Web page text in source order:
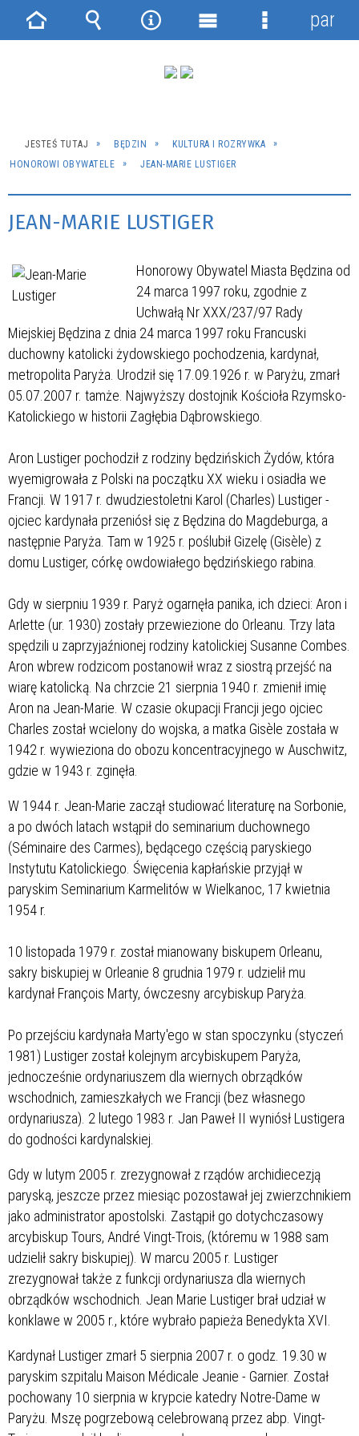
JESTEŚ TUTAJ BĘDZIN
KULTURA I ROZRYWKA
HONOROWI OBYWATELE
JEAN-MARIE LUSTIGER
JEAN-MARIE LUSTIGER
Honorowy Obywatel Miasta Będzina od
24 marca 1997 roku, zgodnie z
Uchwałą Nr XXX/237/97 Rady
Miejskiej Będzina z dnia 24 marca 1997 roku Francuski
duchowny katolicki żydowskiego pochodzenia, kardynał,
metropolita Paryża. Urodził się 17.09.1926 r. w Paryżu, zmarł
05.07.2007 r. tamże. Najwyższy dostojnik Kościoła Rzymsko-
Katolickiego w historii Zagłębia Dąbrowskiego.
Aron Lustiger pochodził z rodziny będzińskich Żydów, która
wyemigrowała z Polski na początku XX wieku i osiadła we
Francji. W 1917 r. dwudziestoletni Karol (Charles) Lustiger -
ojciec kardynała przeniósł się z Będzina do Magdeburga, a
następnie Paryża. Tam w 1925 r. poślubił Gizelę (Gisèle) z
domu Lustiger, córkę owdowiałego będzińskiego rabina.
Gdy w sierpniu 1939 r. Paryż ogarnęła panika, ich dzieci: Aron i
Arlette (ur. 1930) zostały przewiezione do Orleanu. Trzy lata
spędzili u zaprzyjaźnionej rodziny katolickiej Susanne Combes.
Aron wbrew rodzicom postanowił wraz z siostrą przejść na
wiarę katolicką. Na chrzcie 21 sierpnia 1940 r. zmienił imię
Aron na Jean-Marie. W czasie okupacji Francji jego ojciec
Charles został wcielony do wojska, a matka Gisèle została w
1942 r. wywieziona do obozu koncentracyjnego w Auschwitz,
gdzie w 1943 r. zginęła.
W 1944 r. Jean-Marie zaczął studiować literaturę na Sorbonie,
a po dwóch latach wstąpił do seminarium duchownego
(Séminaire des Carmes), będącego częścią paryskiego
Instytutu Katolickiego. Święcenia kapłańskie przyjął w
paryskim Seminarium Karmelitów w Wielkanoc, 17 kwietnia
1954 r.
10 listopada 1979 r. został mianowany biskupem Orleanu,
sakry biskupiej w Orleanie 8 grudnia 1979 r. udzielił mu
kardynał François Marty, ówczesny arcybiskup Paryża.
Po przejściu kardynała Marty'ego w stan spoczynku (styczeń
1981) Lustiger został kolejnym arcybiskupem Paryża,
jednocześnie ordynariuszem dla wiernych obrządków
wschodnich, zamieszkałych we Francji (bez własnego
ordynariusza). 2 lutego 1983 r. Jan Paweł II wyniósł Lustigera
do godności kardynalskiej.
Gdy w lutym 2005 r. zrezygnował z rządów archidiecezją
paryską, jeszcze przez miesiąc pozostawał jej zwierzchnikiem
jako administrator apostolski. Zastąpił go dotychczasowy
arcybiskup Tours, André Vingt-Trois, (któremu w 1988 sam
udzielił sakry biskupiej). W marcu 2005 r. Lustiger
zrezygnował także z funkcji ordynariusza dla wiernych
obrządków wschodnich. Jean Marie Lustiger brał udział w
konklawe w 2005 r., które wybrało papieża Benedykta XVI.
Kardynał Lustiger zmarł 5 sierpnia 2007 r. o godz. 19.30 w
paryskim szpitalu Maison Médicale Jeanie - Garnier. Został
pochowany 10 sierpnia w krypcie katedry Notre-Dame w
Paryżu. Mszę pogrzebową celebrowaną przez abp. Vingt-
Strona Wyszukiwarka
NarzędziaMenu
Menu
panel